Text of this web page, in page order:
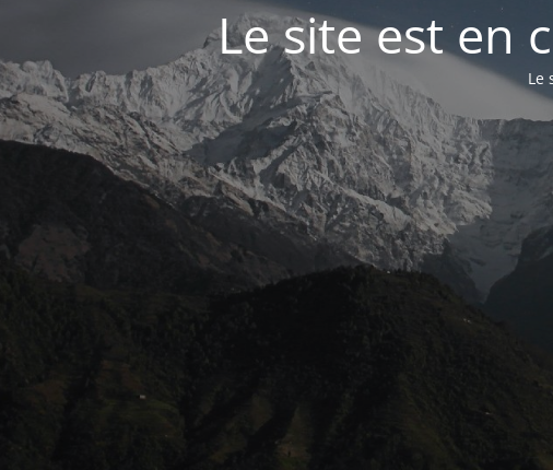
Le site est en
Le